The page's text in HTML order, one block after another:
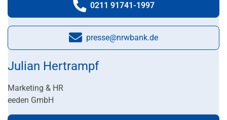
Telefonnummer:
0211 91741-1997
E-Mail:
presse@nrwbank.de
Julian Hertrampf
Marketing & HR
eeden GmbH